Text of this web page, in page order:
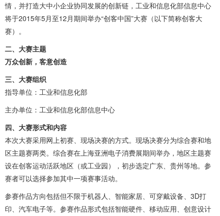
情，并打造大中小企业协同发展的创新链，工业和信息化部信息中心
将于2015年5月至12月期间举办“创客中国”大赛（以下简称创客大
赛）。
二、大赛主题
万众创新，客意创造
三、大赛组织
指导单位：工业和信息化部
主办单位：工业和信息化部信息中心
四、大赛形式和内容
本次大赛采用网上初赛、现场决赛的方式。现场决赛分为综合赛和地
区主题赛两类。综合赛在上海亚洲电子消费展期间举办，地区主题赛
设在创客运动活跃地区（或工业园），初步选定广东、贵州等地。参
赛者可以选择参加其中一项赛事活动。
参赛作品方向包括但不限于机器人、智能家居、可穿戴设备、3D打
印、汽车电子等。参赛作品形式包括智能硬件、移动应用、创意设计